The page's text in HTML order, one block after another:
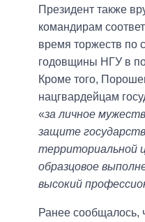
Президент также
командирам
время торжеств по
годовщины НГУ в
Кроме того,
нацгвардейцам
«за личное
защите
территориальной
образцовое
высокий
Ранее сообщалось,